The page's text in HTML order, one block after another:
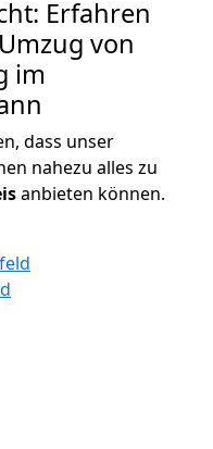
Erfahren
von
im
dass unser
nahezu alles zu
anbieten können.